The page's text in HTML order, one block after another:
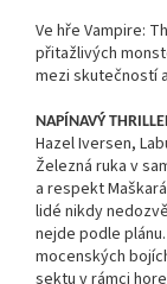
Ve hře Vampire:
přitažlivých
mezi skutečností
NAPÍNAVÝ
Hazel Iversen,
Železná ruka v
a respekt
lidé nikdy
nejde podle
mocenských